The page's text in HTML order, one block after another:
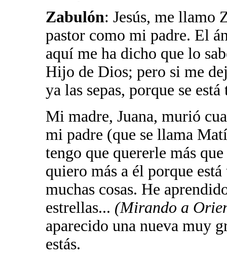
Zabulón: Jesús, me llamo
pastor como mi padre. El
aquí me ha dicho que lo
Hijo de Dios; pero si me
ya las sepas, porque se
Mi madre, Juana, murió
mi padre (que se llama
tengo que quererle más
quiero más a él porque
muchas cosas. He
estrellas... (Mirando a
aparecido una nueva muy
estás.